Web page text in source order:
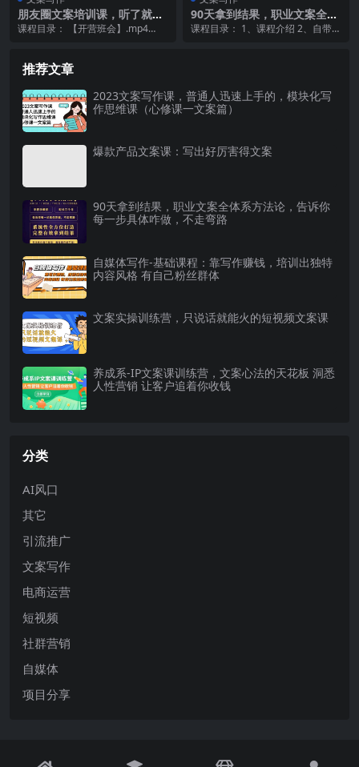
朋友圈文案培训课，听了就会
写，写了就会卖的朋友圈文案
课程目录： 【开营班会】.mp4
90天拿到结果，职业文案全体
系方法论，告诉你每一步具体
课程目录： 1、课程介绍 2、自带销
推荐文章
2023文案写作课，普通人迅速上手的，模块化写
作思维课（心修课一文案篇）
爆款产品文案课：写出好厉害得文案
90天拿到结果，职业文案全体系方法论，告诉你
每一步具体咋做，不走弯路
自媒体写作-基础课程：靠写作赚钱，培训出独特
内容风格 有自己粉丝群体
文案实操训练营，只说话就能火的短视频文案课
养成系-IP文案课训练营，文案心法的天花板 洞悉
人性营销 让客户追着你收钱
分类
AI风口
其它
引流推广
文案写作
电商运营
短视频
社群营销
自媒体
项目分享